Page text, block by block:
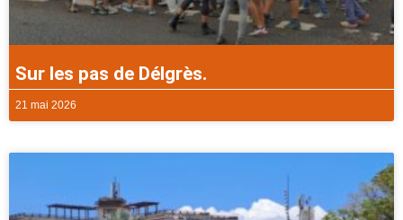
Sur les pas de Délgrès.
21 mai 2026